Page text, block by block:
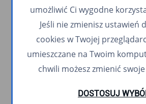
Kolumba 04
Warneńska 01
Kurpińskiego 01
Wagnera 01
Wyczółkowskiego 01
umożliwić Ci wygodne
Jeśli nie zmienisz ustawień
cookies w Twojej
umieszczane na Twoim
chwili możesz zmienić
DOSTOSUJ